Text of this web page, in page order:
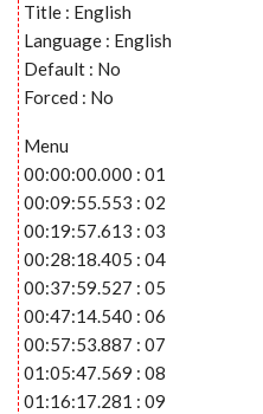
Title : English
Language : English
Default : No
Forced : No
Menu
00:00:00.000 : 01
00:09:55.553 : 02
00:19:57.613 : 03
00:28:18.405 : 04
00:37:59.527 : 05
00:47:14.540 : 06
00:57:53.887 : 07
01:05:47.569 : 08
01:16:17.281 : 09